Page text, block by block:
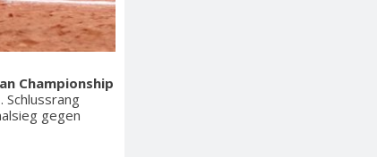
Championship
Schlussrang
gegen